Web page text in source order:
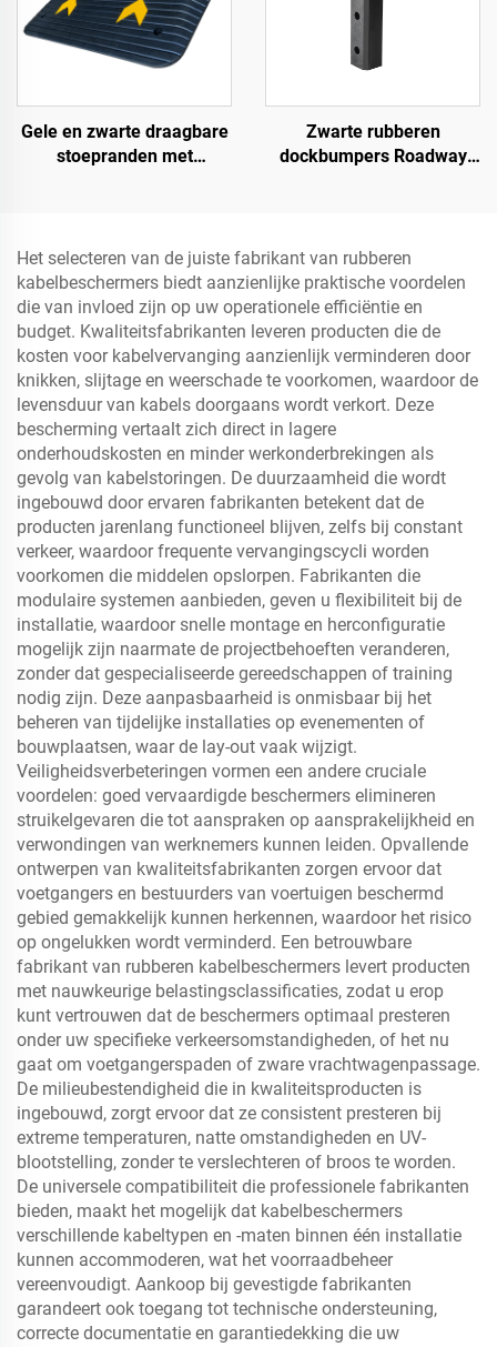
Gele en zwarte draagbare
stoepranden met
rubberen basis materiaal
Zwarte rubberen
dockbumpers Roadway
Het selecteren van de juiste fabrikant van rubberen
kabelbeschermers biedt aanzienlijke praktische voordelen
die van invloed zijn op uw operationele efficiëntie en
budget. Kwaliteitsfabrikanten leveren producten die de
kosten voor kabelvervanging aanzienlijk verminderen door
knikken, slijtage en weerschade te voorkomen, waardoor de
levensduur van kabels doorgaans wordt verkort. Deze
bescherming vertaalt zich direct in lagere
onderhoudskosten en minder werkonderbrekingen als
gevolg van kabelstoringen. De duurzaamheid die wordt
ingebouwd door ervaren fabrikanten betekent dat de
producten jarenlang functioneel blijven, zelfs bij constant
verkeer, waardoor frequente vervangingscycli worden
voorkomen die middelen opslorpen. Fabrikanten die
modulaire systemen aanbieden, geven u flexibiliteit bij de
installatie, waardoor snelle montage en herconfiguratie
mogelijk zijn naarmate de projectbehoeften veranderen,
zonder dat gespecialiseerde gereedschappen of training
nodig zijn. Deze aanpasbaarheid is onmisbaar bij het
beheren van tijdelijke installaties op evenementen of
bouwplaatsen, waar de lay-out vaak wijzigt.
Veiligheidsverbeteringen vormen een andere cruciale
voordelen: goed vervaardigde beschermers elimineren
struikelgevaren die tot aanspraken op aansprakelijkheid en
verwondingen van werknemers kunnen leiden. Opvallende
ontwerpen van kwaliteitsfabrikanten zorgen ervoor dat
voetgangers en bestuurders van voertuigen beschermd
gebied gemakkelijk kunnen herkennen, waardoor het risico
op ongelukken wordt verminderd. Een betrouwbare
fabrikant van rubberen kabelbeschermers levert producten
met nauwkeurige belastingsclassificaties, zodat u erop
kunt vertrouwen dat de beschermers optimaal presteren
onder uw specifieke verkeersomstandigheden, of het nu
gaat om voetgangerspaden of zware vrachtwagenpassage.
De milieubestendigheid die in kwaliteitsproducten is
ingebouwd, zorgt ervoor dat ze consistent presteren bij
extreme temperaturen, natte omstandigheden en UV-
blootstelling, zonder te verslechteren of broos te worden.
De universele compatibiliteit die professionele fabrikanten
bieden, maakt het mogelijk dat kabelbeschermers
verschillende kabeltypen en -maten binnen één installatie
kunnen accommoderen, wat het voorraadbeheer
vereenvoudigt. Aankoop bij gevestigde fabrikanten
garandeert ook toegang tot technische ondersteuning,
correcte documentatie en garantiedekking die uw